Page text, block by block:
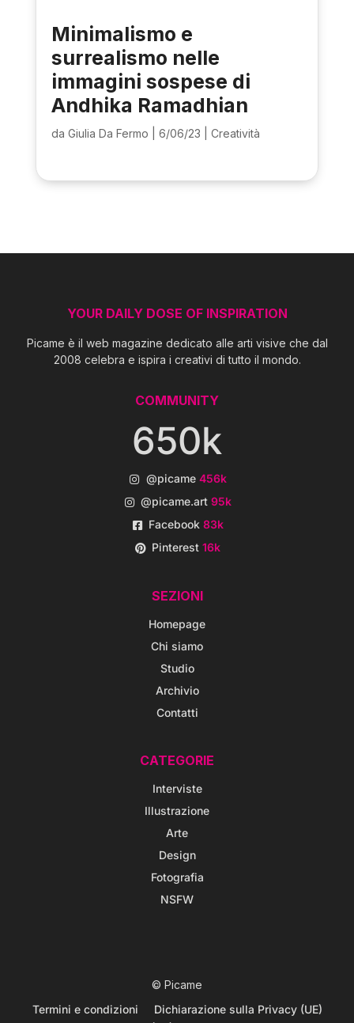
Minimalismo e
surrealismo nelle
immagini sospese di
Andhika Ramadhian
da Giulia Da Fermo 6/06/23 Creatività
YOUR DAILY DOSE OF INSPIRATION
Picame è il web magazine dedicato alle arti visive che dal
2008 celebra e ispira i creativi di tutto il mondo.
COMMUNITY
650k
@picame 456k
@picame.art95k
Facebook83k
Pinterest16k
SEZIONI
Homepage
Chi siamo
Studio
Archivio
Contatti
CATEGORIE
Interviste
Illustrazione
Arte
Design
Fotografia
NSFW
© Picame
Termini e condizioni
Dichiarazione sulla Privacy (UE)